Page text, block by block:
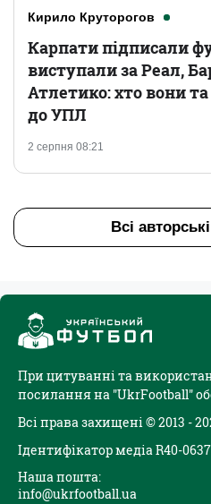
Кирило Круторогов
2 серпня 08:21
Карпати підписали
виступали за Реал,
Атлетико: хто вони
до УПЛ
Всі
При цитуванні та
посилання на "UkrFootball"
Всі права захищені © 2013 -
Ідентифікатор медіа R40-
Наша пошта:
info@ukrfootball.ua